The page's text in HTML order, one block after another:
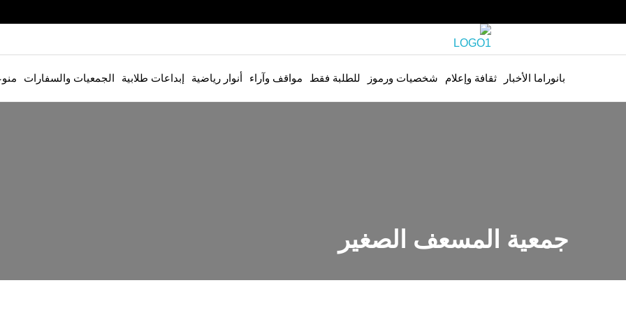
بانوراما الأخبار ثقافة وإعلام شخصيات ورموز للطلبة فقط مواقف وآراء أنوار رياضية إبداعات طلابية الجمعيات والسفارات
جمعية المسعف الصغير